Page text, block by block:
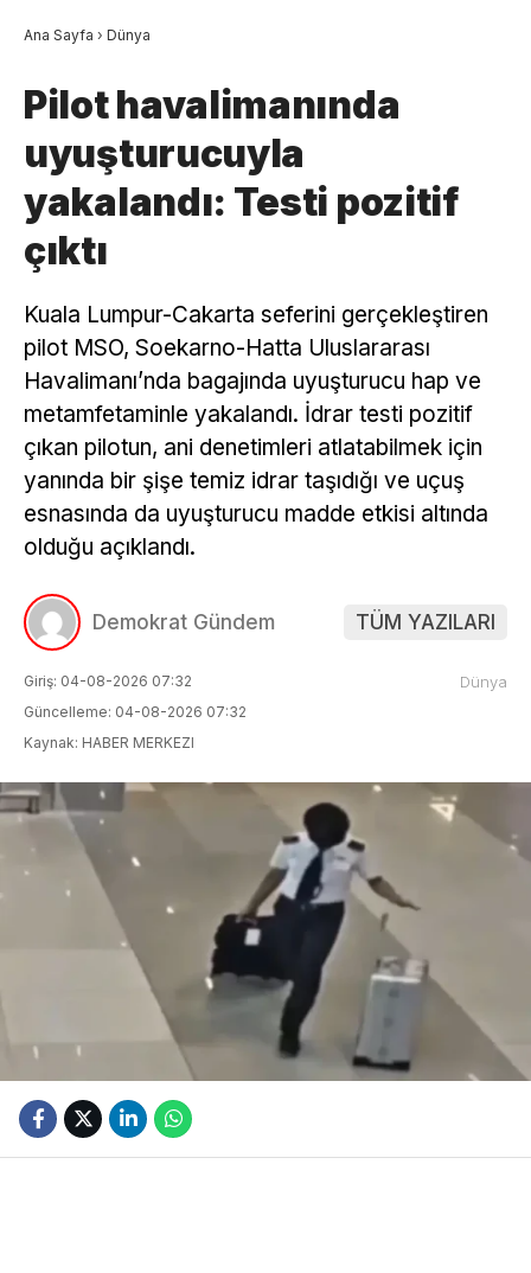
Ana Sayfa › Dünya
Pilot havalimanında
uyuşturucuyla
yakalandı: Testi pozitif
çıktı
Kuala Lumpur-Cakarta seferini gerçekleştiren
pilot MSO, Soekarno-Hatta Uluslararası
Havalimanı’nda bagajında uyuşturucu hap ve
metamfetaminle yakalandı. İdrar testi pozitif
çıkan pilotun, ani denetimleri atlatabilmek için
yanında bir şişe temiz idrar taşıdığı ve uçuş
esnasında da uyuşturucu madde etkisi altında
olduğu açıklandı.
Demokrat Gündem TÜM YAZILARI
Giriş: 04-08-2026 07:32
Güncelleme: 04-08-2026 07:32
Kaynak: HABER MERKEZI
Dünya